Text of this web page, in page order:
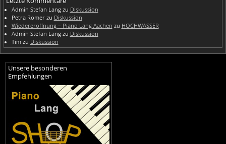
Admin Stefan Langzu Diskussion
Petra Römerzu Diskussion
Wiedereröffnung – Piano Lang Aachen zu HOCHWASSER
Admin Stefan Langzu Diskussion
Timzu Diskussion
Unsere besonderen
Empfehlungen